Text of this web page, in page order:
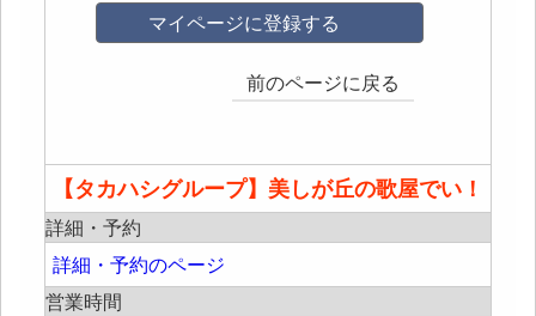
マイページに登録する
前のページに戻る
【タカハシグループ】美しが丘の歌屋でい！
詳細・予約
詳細・予約のページ
営業時間